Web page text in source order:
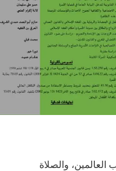
والصلاة